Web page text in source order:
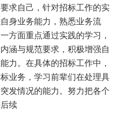
求自己，针对招标工作的实
身业务能力，熟悉业务流
方面重点通过实践的学习，
涵与规范要求，积极增强自
力。在具体的招标工作中，
业务，学习前辈们在处理具
发情况的能力。努力把各个
续